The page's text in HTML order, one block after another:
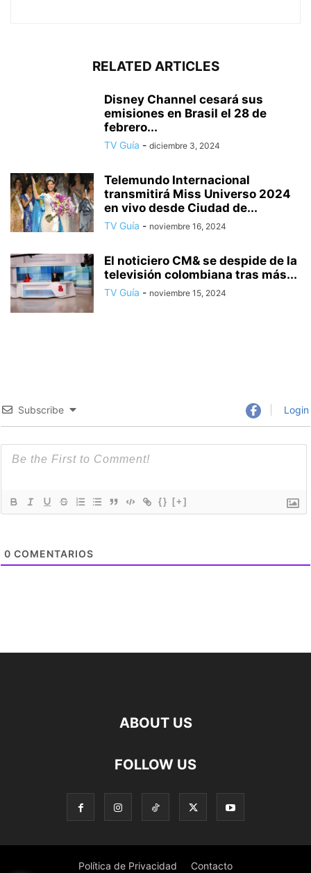
RELATED ARTICLES
Disney Channel cesará sus
emisiones en Brasil el 28 de
febrero...
TV Guía - diciembre 3, 2024
Telemundo Internacional
transmitirá Miss Universo 2024
en vivo desde Ciudad de...
TV Guía - noviembre 16, 2024
El noticiero CM& se despide de la
televisión colombiana tras más...
TV Guía - noviembre 15, 2024
Subscribe Login
{} [+]
0 COMENTARIOS
ABOUT US
FOLLOW US
Política de Privacidad Contacto